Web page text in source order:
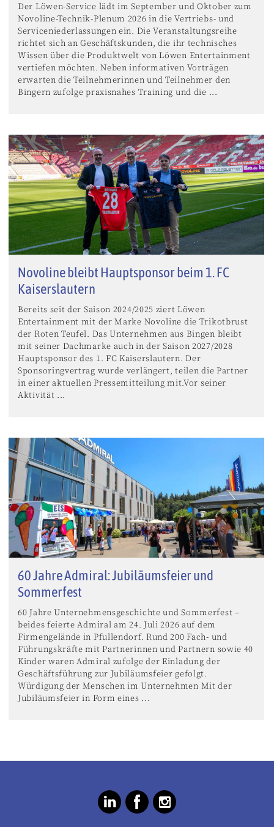
Der Löwen-Service lädt im September und Oktober zum
Novoline-Technik-Plenum 2026 in die Vertriebs- und
Serviceniederlassungen ein. Die Veranstaltungsreihe
richtet sich an Geschäftskunden, die ihr technisches
Wissen über die Produktwelt von Löwen Entertainment
vertiefen möchten. Neben informativen Vorträgen
erwarten die Teilnehmerinnen und Teilnehmer den
Bingern zufolge praxisnahes Training und die ...
Novoline bleibt Hauptsponsor beim 1. FC
Kaiserslautern
Bereits seit der Saison 2024/2025 ziert Löwen
Entertainment mit der Marke Novoline die Trikotbrust
der Roten Teufel. Das Unternehmen aus Bingen bleibt
mit seiner Dachmarke auch in der Saison 2027/2028
Hauptsponsor des 1. FC Kaiserslautern. Der
Sponsoringvertrag wurde verlängert, teilen die Partner
in einer aktuellen Pressemitteilung mit.Vor seiner
Aktivität ...
60 Jahre Admiral: Jubiläumsfeier und
Sommerfest
60 Jahre Unternehmensgeschichte und Sommerfest –
beides feierte Admiral am 24. Juli 2026 auf dem
Firmengelände in Pfullendorf. Rund 200 Fach- und
Führungskräfte mit Partnerinnen und Partnern sowie 40
Kinder waren Admiral zufolge der Einladung der
Geschäftsführung zur Jubiläumsfeier gefolgt.
Würdigung der Menschen im Unternehmen Mit der
Jubiläumsfeier in Form eines ...